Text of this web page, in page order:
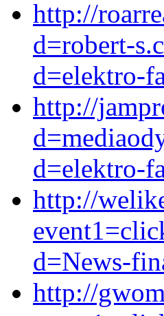
http://
d=robert-
d=elektro-
http://
d=elektro-
http://
d=News-
http://